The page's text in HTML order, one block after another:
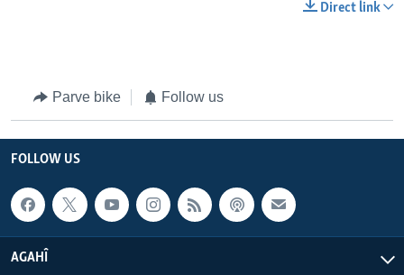
Direct link
Parve bike Follow us
FOLLOW US
AGAHÎ